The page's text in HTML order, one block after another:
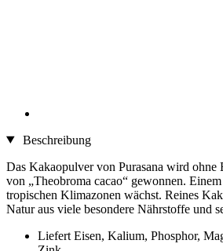
Beschreibung
Das Kakaopulver von Purasana wird ohne
von „Theobroma cacao“ gewonnen.
tropischen Klimazonen wächst. Reines
Natur aus viele besondere Nährstoffe und
Liefert Eisen, Kalium, Phosphor,